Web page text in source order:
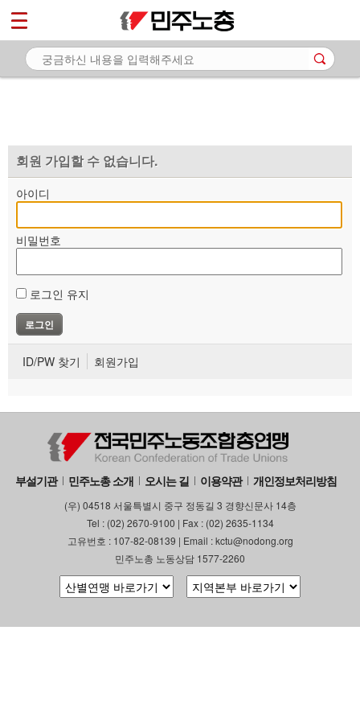
회원 가입할 수 없습니다.
아이디
비밀번호
로그인 유지
ID/PW 찾기 회원가입
부설기관 민주노총 소개 오시는 길 이용약관 개인정보처리방침
(우) 04518 서울특별시 중구 정동길 3 경향신문사 14층
Tel : (02) 2670-9100 | Fax : (02) 2635-1134
고유번호 : 107-82-08139 | Email : kctu@nodong.org
민주노총 노동상담 1577-2260
마이페이지
소개
자료
부설기관